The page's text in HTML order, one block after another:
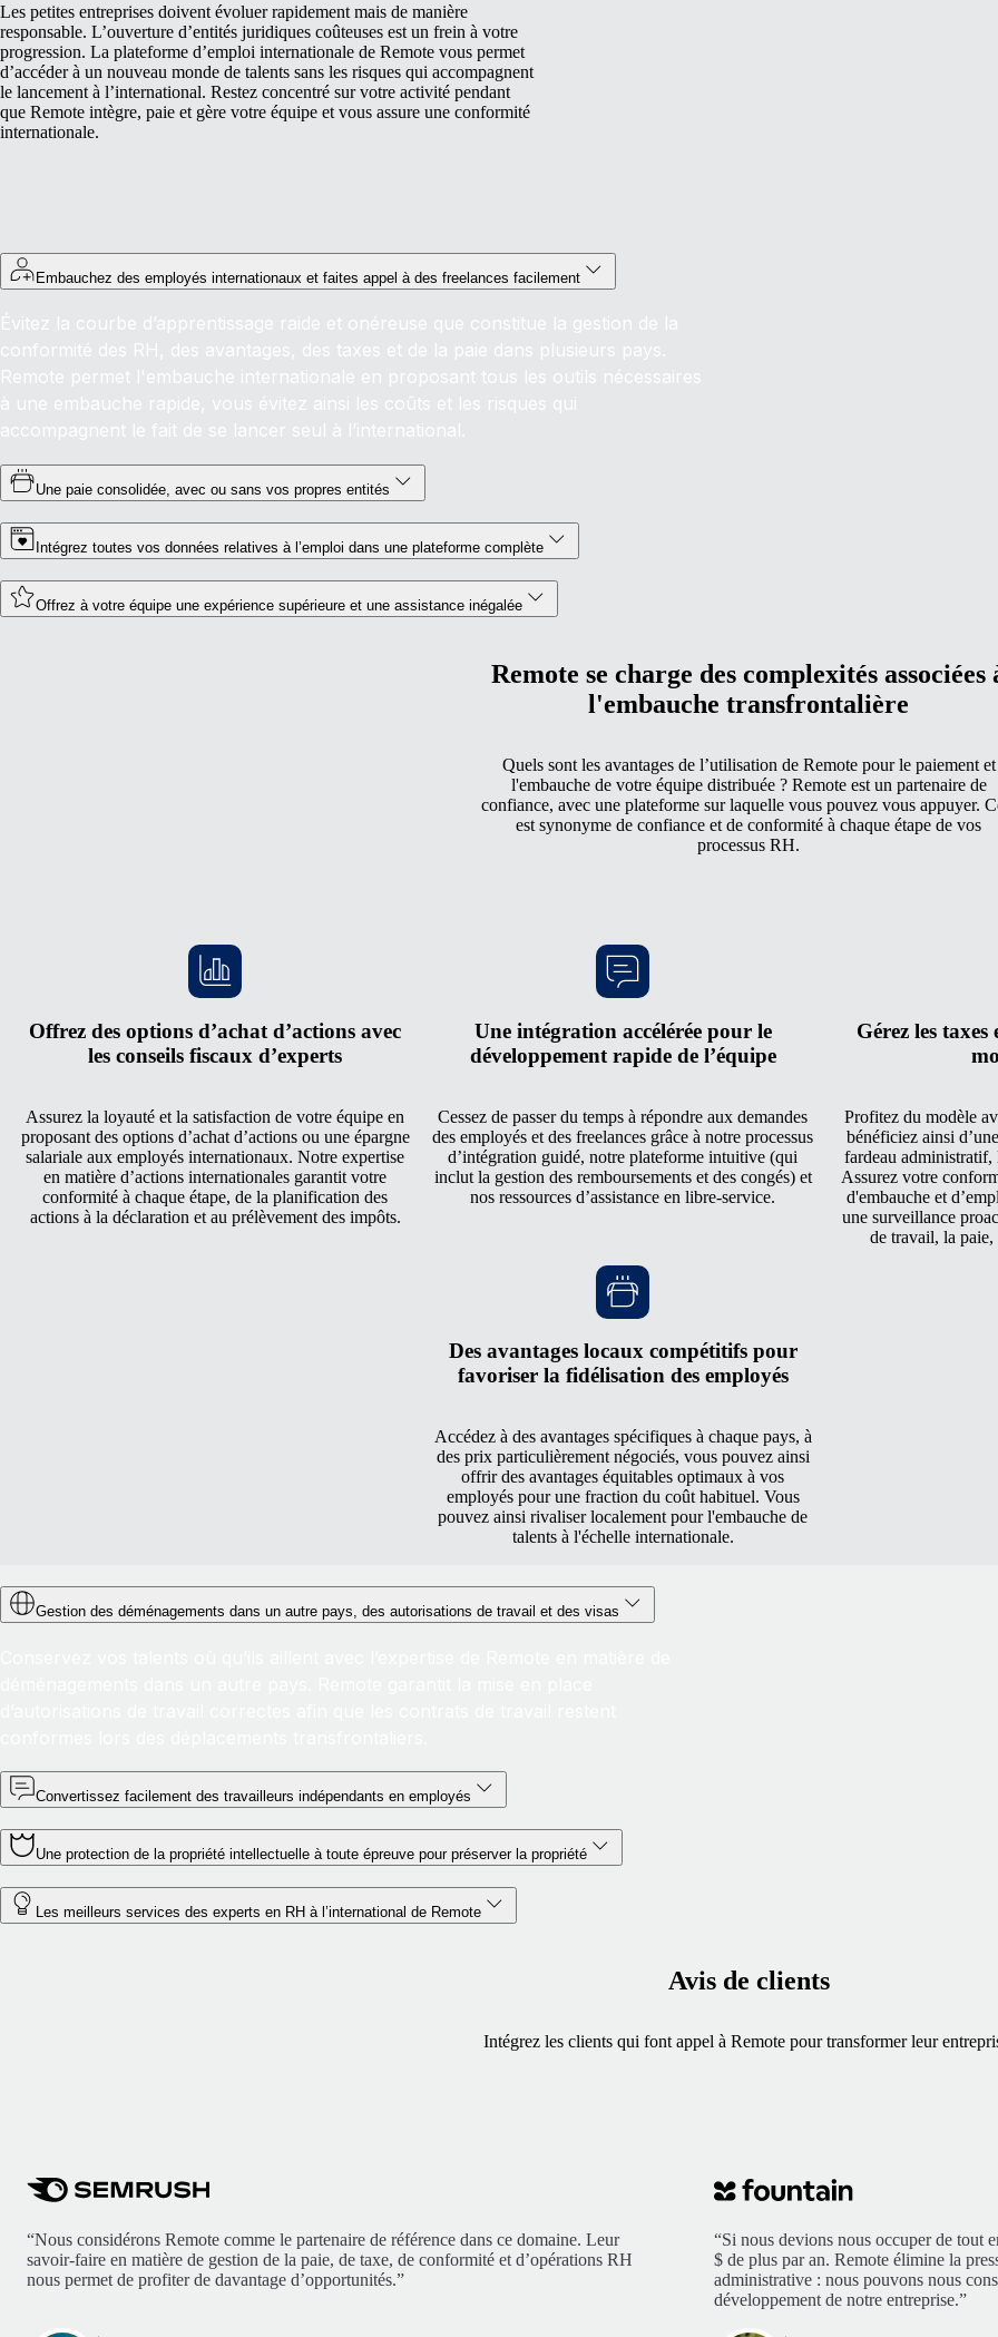
Les petites entreprises doivent évoluer rapidement mais de manière
responsable. L’ouverture d’entités juridiques coûteuses est un frein à votre
progression. La plateforme d’emploi internationale de Remote vous permet
d’accéder à un nouveau monde de talents sans les risques qui accompagnent
le lancement à l’international. Restez concentré sur votre activité pendant
que Remote intègre, paie et gère votre équipe et vous assure une conformité
internationale.
Embauchez des employés internationaux et faites appel à des freelances facilement
Évitez la courbe d’apprentissage raide et onéreuse que constitue la gestion de la
conformité des RH, des avantages, des taxes et de la paie dans plusieurs pays.
Remote permet l'embauche internationale en proposant tous les outils nécessaires
à une embauche rapide, vous évitez ainsi les coûts et les risques qui
accompagnent le fait de se lancer seul à l’international.
Une paie consolidée, avec ou sans vos propres entités
Intégrez toutes vos données relatives à l’emploi dans une plateforme complète
Offrez à votre équipe une expérience supérieure et une assistance inégalée
Remote se charge des complexités associées
l'embauche transfrontalière
Quels sont les avantages de l’utilisation de Remote pour le paiement et
l'embauche de votre équipe distribuée ? Remote est un partenaire de
confiance, avec une plateforme sur laquelle vous pouvez vous appuyer.
est synonyme de confiance et de conformité à chaque étape de vos
processus RH.
Offrez des options d’achat d’actions avec
les conseils fiscaux d’experts
Assurez la loyauté et la satisfaction de votre équipe en
proposant des options d’achat d’actions ou une épargne
salariale aux employés internationaux. Notre expertise
en matière d’actions internationales garantit votre
conformité à chaque étape, de la planification des
actions à la déclaration et au prélèvement des impôts.
Une intégration accélérée pour le
développement rapide de l’équipe
Cessez de passer du temps à répondre aux demandes
des employés et des freelances grâce à notre processus
d’intégration guidé, notre plateforme intuitive (qui
inclut la gestion des remboursements et des congés) et
nos ressources d’assistance en libre-service.
Gérez les
Profitez du modèle
bénéficiez ainsi
fardeau administratif,
Assurez votre
d'embauche et
une surveillance
de travail, la paie,
Des avantages locaux compétitifs pour
favoriser la fidélisation des employés
Accédez à des avantages spécifiques à chaque pays, à
des prix particulièrement négociés, vous pouvez ainsi
offrir des avantages équitables optimaux à vos
employés pour une fraction du coût habituel. Vous
pouvez ainsi rivaliser localement pour l'embauche de
talents à l'échelle internationale.
Gestion des déménagements dans un autre pays, des autorisations de travail et des visas
Convertissez facilement des travailleurs indépendants en employés
Une protection de la propriété intellectuelle à toute épreuve pour préserver la propriété
Les meilleurs services des experts en RH à l’international de Remote
Avis de clients
Intégrez les clients qui font appel à Remote pour transformer leur
“Nous considérons Remote comme le partenaire de référence dans ce domaine. Leur
savoir-faire en matière de gestion de la paie, de taxe, de conformité et d’opérations RH
nous permet de profiter de davantage d’opportunités.”
“Si nous devions nous occuper de tout
$ de plus par an. Remote élimine la
administrative : nous pouvons nous
développement de notre entreprise.”